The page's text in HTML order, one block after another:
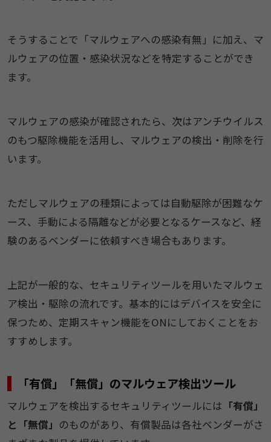
そうすることで「マルウェアへの感染有無」に加え、マ
ルウェアの位置・感染状況などを特定することができ
ます。
マルウェアの感染が確認されたら、次はアンチウイルス
のもつ駆除機能を活用し、マルウェアの検出・削除を行
います。
ただしマルウェアの種類によっては自動駆除が困難なケ
ース、手動による隔離などが必要となるケースなど、経
験のあるベンダーに依頼すべき場合もあります。
上記が一般的な、セキュリティツールを用いたマルウェ
ア検出・駆除の流れです。基本的にはデバイスを安全に
保つため、定期スキャン機能をONにしておくことをお
すすめします。
「有償」「無償」のマルウェア検出ツール
マルウェアを検出するセキュリティツールには 「有償」
と「無償」 のものがあり、有償製品は各社ベンダーがさ